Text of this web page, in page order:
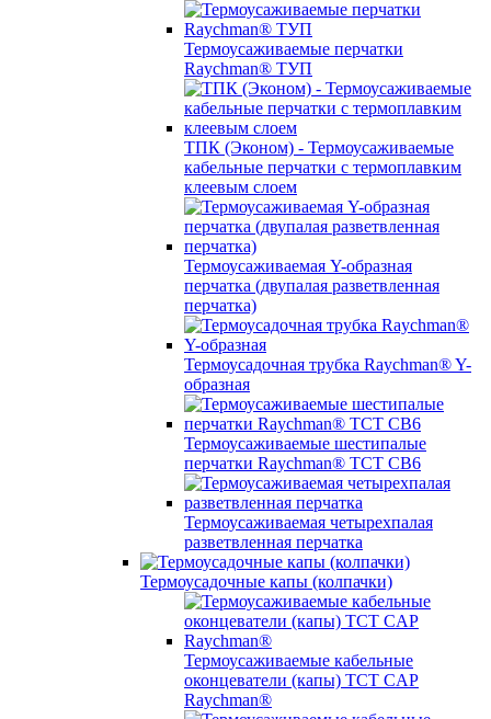
Термоусаживаемые перчатки
Raychman® ТУП
ТПК (Эконом) - Термоусаживаемые
кабельные перчатки с термоплавким
клеевым слоем
Термоусаживаемая Y-образная
перчатка (двупалая разветвленная
перчатка)
Термоусадочная трубка Raychman® Y-
образная
Термоусаживаемые шестипалые
перчатки Raychman® ТСТ СВ6
Термоусаживаемая четырехпалая
разветвленная перчатка
Термоусадочные капы (колпачки)
Термоусаживаемые кабельные
оконцеватели (капы) ТCT CAP
Raychman®